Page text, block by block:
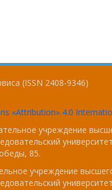
(ISSN 2408-9346)
«Attribution» 4.0
учреждение
85.
учреждение